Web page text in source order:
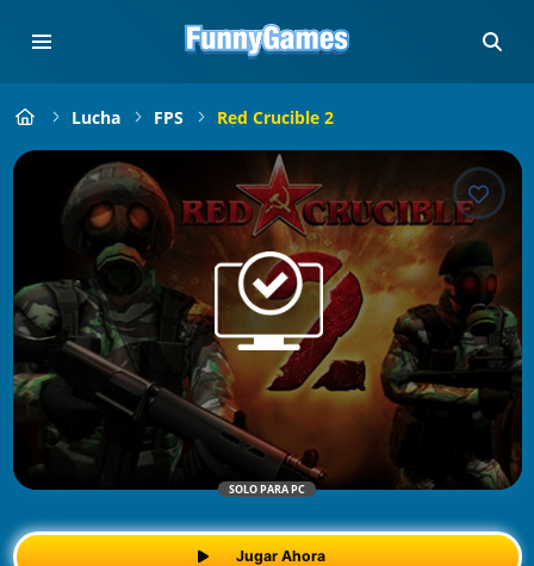
Lucha FPS Red Crucible 2
SOLO PARA PC
Jugar Ahora